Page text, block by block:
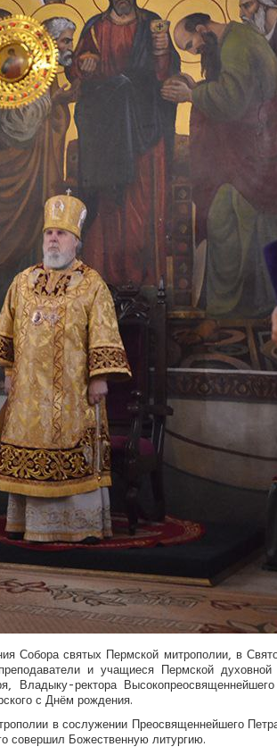
Собора святых Пермской митрополии, в
и учащиеся Пермской духовной
Владыку-ректора
с Днём рождения.
в сослужении Преосвященнейшего
совершил Божественную литургию.